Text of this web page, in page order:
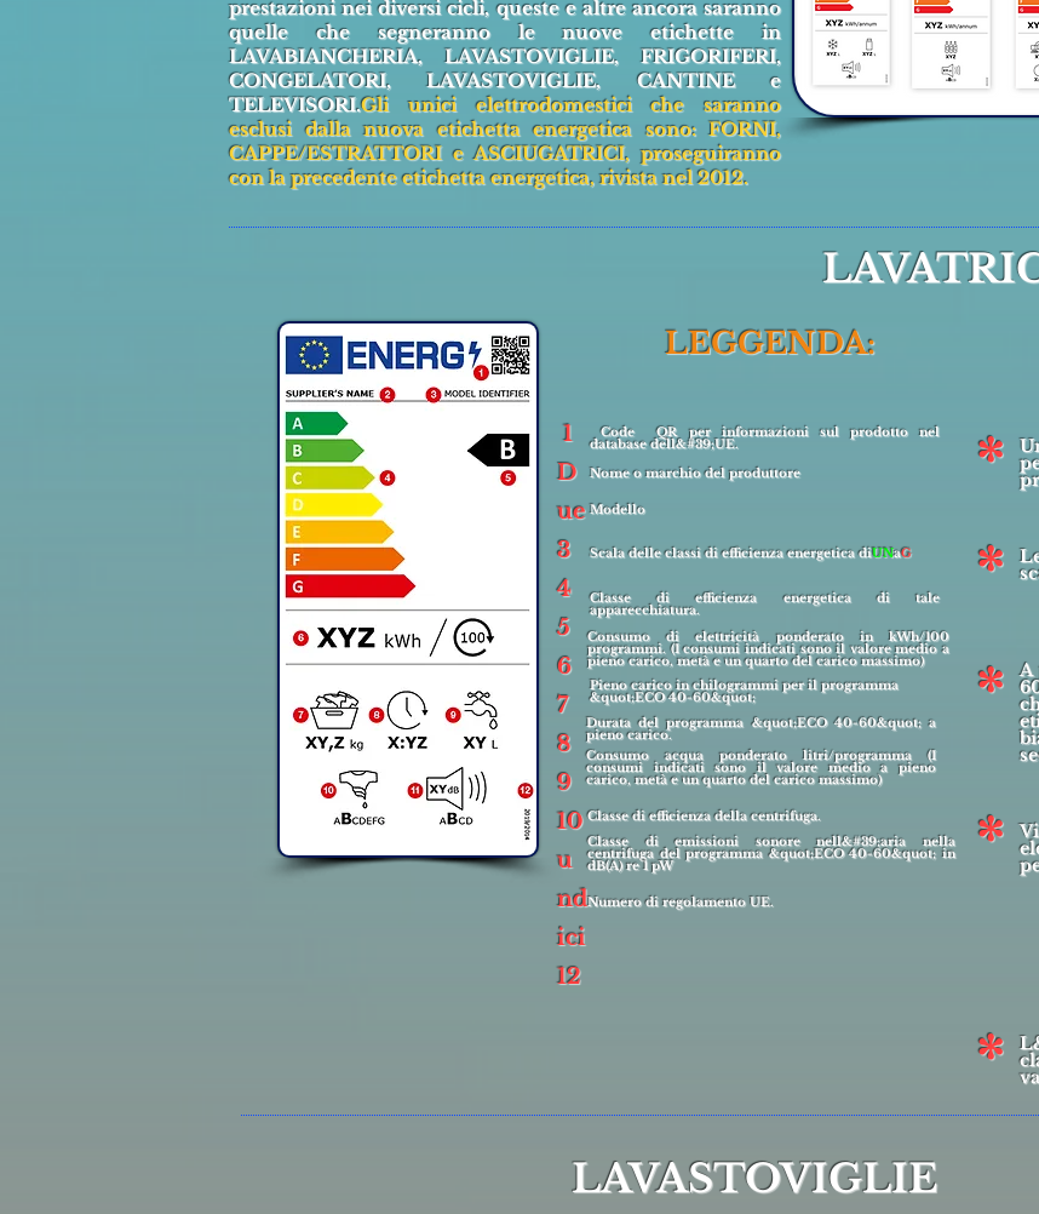
prestazioni nei diversi cicli, queste e altre ancora saranno
quelle che segneranno le nuove etichette in
LAVABIANCHERIA, LAVASTOVIGLIE, FRIGORIFERI,
CONGELATORI, LAVASTOVIGLIE, CANTINE e
TELEVISORI.Gli unici elettrodomestici che saranno
esclusi dalla nuova etichetta energetica sono: FORNI,
CAPPE/ESTRATTORI e ASCIUGATRICI, proseguiranno
con la precedente etichetta energetica, rivista nel 2012.
LEGGENDA:
1
D
ue
3
4
5
6
7
8
9
10
u
nd
ici
12
Code QR per informazioni sul prodotto nel
database dell&#39;UE.
Nome o marchio del produttore
Modello
Scala delle classi di efficienza energetica diUNaG
Classe di efficienza energetica di tale
apparecchiatura.
Consumo di elettricità ponderato in kWh/100
programmi. (I consumi indicati sono il valore medio a
pieno carico, metà e un quarto del carico massimo)
Pieno carico in chilogrammi per il programma
&quot;ECO 40-60&quot;
Durata del programma &quot;ECO 40-60&quot; a
pieno carico.
Consumo acqua ponderato litri/programma (I
consumi indicati sono il valore medio a pieno
carico, metà e un quarto del carico massimo)
Classe di efficienza della centrifuga.
Classe di emissioni sonore nell&#39;aria nella
centrifuga del programma &quot;ECO 40-60&quot; in
dB(A) re 1 pW
Numero di regolamento UE.
*
*
*
A
*
*
LAVASTOVIGLIE